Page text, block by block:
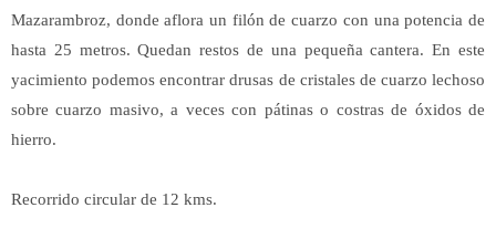
Mazarambroz, donde aflora un filón de cuarzo con una potencia de
hasta 25 metros. Quedan restos de una pequeña cantera.En este
yacimiento podemos encontrar drusas de cristales de cuarzo lechoso
sobre cuarzo masivo, a veces con pátinas o costras de óxidos de
hierro.
Recorrido circular de 12 kms.